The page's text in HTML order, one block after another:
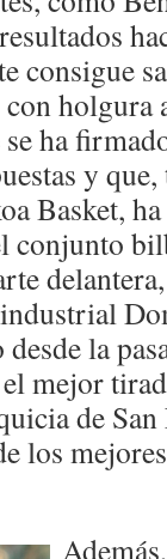
consigue
holgura
ha
y
Basket,
conjunto
la
mejor
de San
los